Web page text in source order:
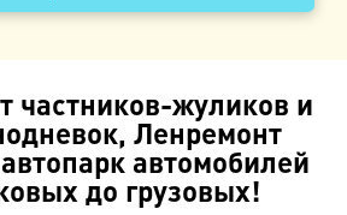
частников-жуликов и
Ленремонт
автомобилей
до грузовых!